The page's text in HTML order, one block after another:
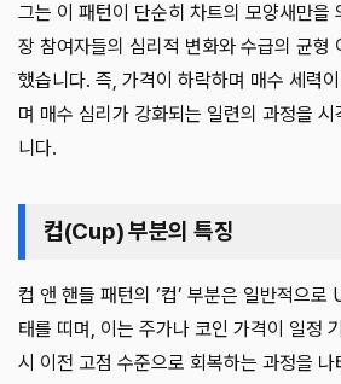
그는 이 패턴이 단순히 차트의 모양새만을
장 참여자들의 심리적 변화와 수급의 균형
했습니다. 즉, 가격이 하락하며 매수 세력
며 매수 심리가 강화되는 일련의 과정을
니다.
컵(Cup) 부분의 특징
컵 앤 핸들 패턴의 ‘컵’ 부분은 일반적으로
태를 띠며, 이는 주가나 코인 가격이 일정
시 이전 고점 수준으로 회복하는 과정을